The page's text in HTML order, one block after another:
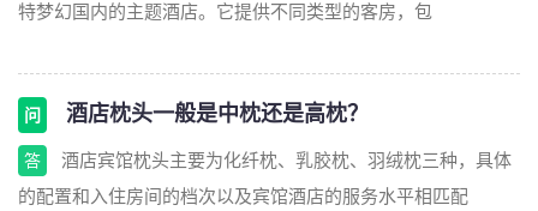
特梦幻国内的主题酒店。它提供不同类型的客房，包
问 酒店枕头一般是中枕还是高枕？
答
酒店宾馆枕头主要为化纤枕、乳胶枕、羽绒枕三种，具体
的配置和入住房间的档次以及宾馆酒店的服务水平相匹配